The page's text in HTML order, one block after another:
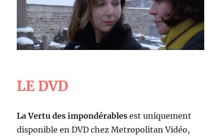
LE DVD
La Vertu des impondérables est uniquement
disponible en DVD chez Metropolitan Vidéo,